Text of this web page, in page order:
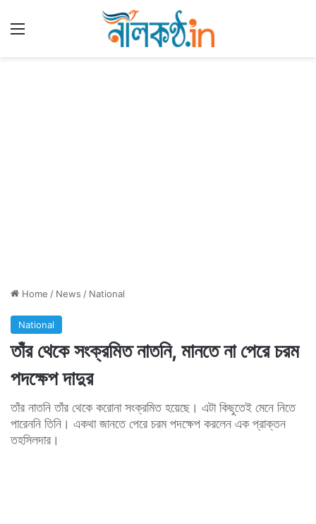
Home / News / National
National
তাঁর থেকে সংক্রমিত নাতনি, মানতে না পেরে চরম
পদক্ষেপ দাদুর
তাঁর নাতনি তাঁর থেকে করোনা সংক্রমিত হয়েছে। এটা কিছুতেই মেনে নিতে
পারেননি তিনি। একথা জানতে পেরে চরম পদক্ষেপ করলেন এক প্রাক্তন
তহসিলদার।